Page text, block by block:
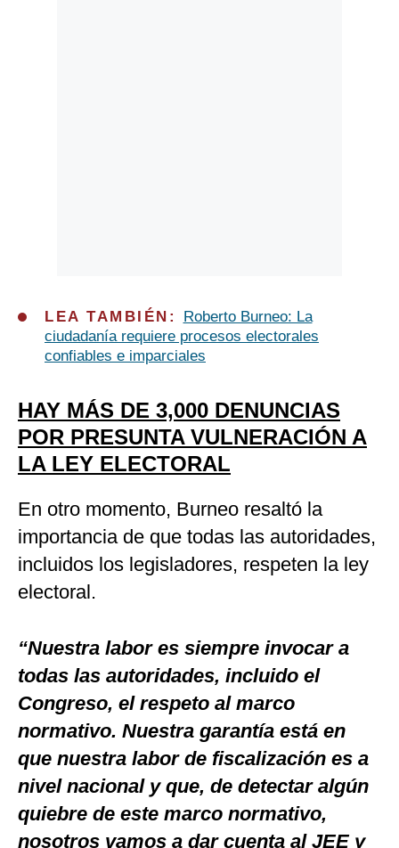
LEA TAMBIÉN:
Roberto Burneo: La
ciudadanía requiere procesos electorales
confiables e imparciales
HAY MÁS DE 3,000 DENUNCIAS
POR PRESUNTA VULNERACIÓN A
LA LEY ELECTORAL
En otro momento, Burneo resaltó la
importancia de que todas las autoridades,
incluidos los legisladores, respeten la ley
electoral.
“Nuestra labor es siempre invocar a
todas las autoridades, incluido el
Congreso, el respeto al marco
normativo. Nuestra garantía está en
que nuestra labor de fiscalización es a
nivel nacional y que, de detectar algún
quiebre de este marco normativo,
nosotros vamos a dar cuenta al JEE y